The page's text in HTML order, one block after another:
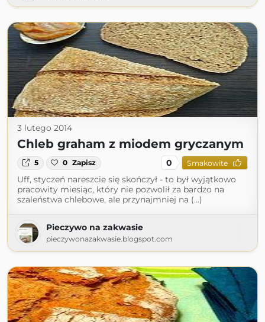
3 lutego 2014
Chleb graham z miodem gryczanym
5 0 Zapisz 0 Smakowite
Uff, styczeń nareszcie się skończył - to był wyjątkowo
pracowity miesiąc, który nie pozwolił za bardzo na
szaleństwa chlebowe, ale przynajmniej na (...)
Pieczywo na zakwasie
pieczywonazakwasie.blogspot.com